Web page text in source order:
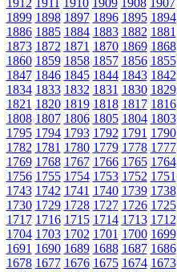
1912 1911 1910 1909 1908 1907
1899 1898 1897 1896 1895 1894
1886 1885 1884 1883 1882 1881
1873 1872 1871 1870 1869 1868
1860 1859 1858 1857 1856 1855
1847 1846 1845 1844 1843 1842
1834 1833 1832 1831 1830 1829
1821 1820 1819 1818 1817 1816
1808 1807 1806 1805 1804 1803
1795 1794 1793 1792 1791 1790
1782 1781 1780 1779 1778 1777
1769 1768 1767 1766 1765 1764
1756 1755 1754 1753 1752 1751
1743 1742 1741 1740 1739 1738
1730 1729 1728 1727 1726 1725
1717 1716 1715 1714 1713 1712
1704 1703 1702 1701 1700 1699
1691 1690 1689 1688 1687 1686
1678 1677 1676 1675 1674 1673